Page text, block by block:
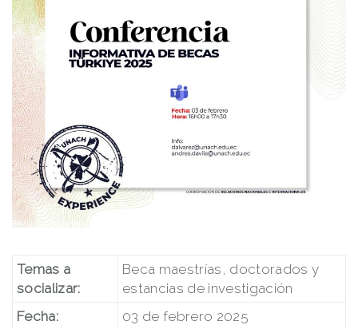
Temas a
socializar:
Beca maestrías, doctorados y
estancias de investigación
Fecha:
03 de febrero 2025